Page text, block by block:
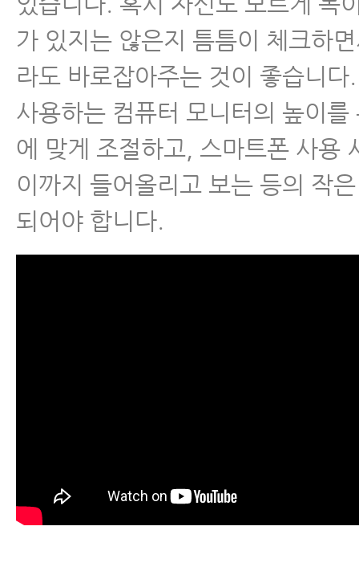
가 있지는 않은지 틈틈이 체크하
라도 바로잡아주는 것이 좋습니다
사용하는 컴퓨터 모니터의 높이를
에 맞게 조절하고, 스마트폰 사용
이까지 들어올리고 보는 등의 작
되어야 합니다.